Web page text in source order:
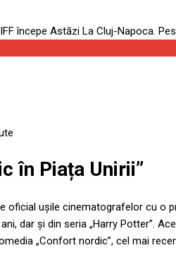
în Piața Unirii”
oficial ușile cinematografelor cu
dar și din seria „Harry Potter”.
„Confort nordic”, cel mai